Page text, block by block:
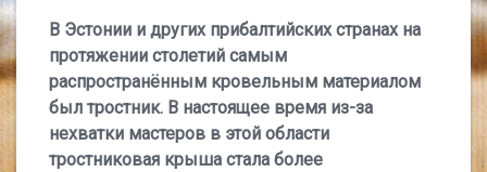
В Эстонии и других прибалтийских странах на
протяжении столетий самым
распространённым кровельным материалом
был тростник. В настоящее время из-за
нехватки мастеров в этой области
тростниковая крыша стала более